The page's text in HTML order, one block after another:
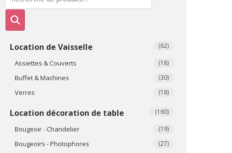
Location de Vaisselle (62)
Assiettes & Couverts (18)
Buffet & Machines (30)
Verres (18)
Location décoration de table (160)
Bougeoir - Chandelier (19)
Bougeoirs - Photophores (27)